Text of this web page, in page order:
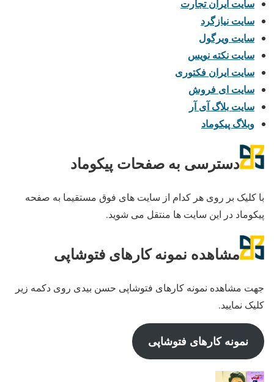
سایت ایران تجارت
سایت نیازگرد
سایت ویرگول
سایت نکته نویس
سایت ایران فکتوری
سایت ای فروش
سایت بلاگ آی آر
وبلاگ پیکوماد
دسترسی به صفحات پیکوماد
با کلیک بر روی هر کدام از سایت های فوق مستقیما به صفحه
پیکوماد در این سایت ها منتقل می شوید.
مشاهده نمونه کارهای فتوشاپی
جهت مشاهده نمونه کارهای فتوشاپی حسن بیدی روی دکمه زیر
کلیک نمایید.
نمونه کارهای فتوشاپی